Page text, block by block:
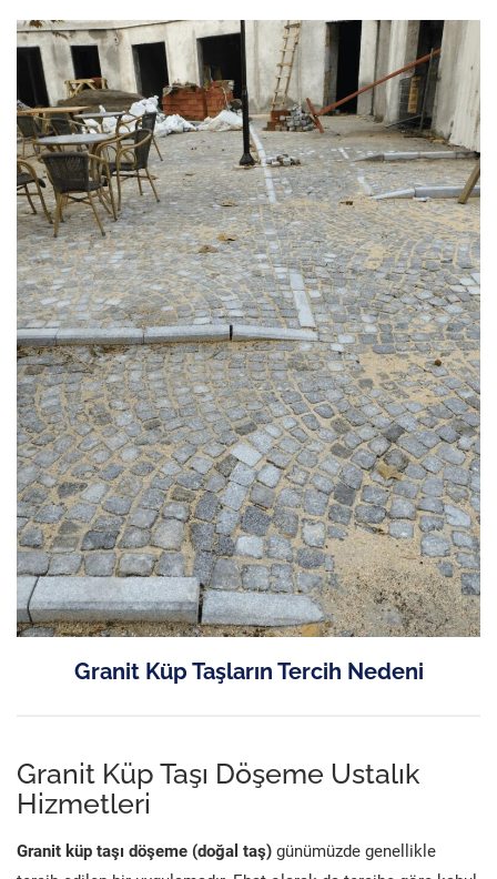
Granit Küp Taşların Tercih Nedeni
Granit Küp Taşı Döşeme Ustalık
Hizmetleri
Granit küp taşı döşeme (doğal taş) günümüzde genellikle